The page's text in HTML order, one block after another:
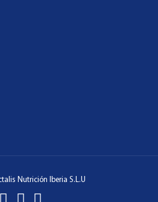
Nutrición Iberia S.L.U